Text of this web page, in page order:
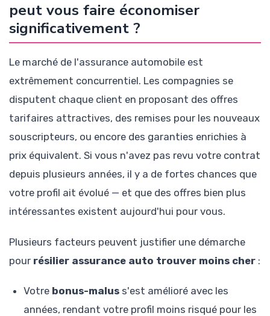
peut vous faire économiser
significativement ?
Le marché de l'assurance automobile est
extrêmement concurrentiel. Les compagnies se
disputent chaque client en proposant des offres
tarifaires attractives, des remises pour les nouveaux
souscripteurs, ou encore des garanties enrichies à
prix équivalent. Si vous n'avez pas revu votre contrat
depuis plusieurs années, il y a de fortes chances que
votre profil ait évolué — et que des offres bien plus
intéressantes existent aujourd'hui pour vous.
Plusieurs facteurs peuvent justifier une démarche
pour résilier assurance auto trouver moins cher :
Votre bonus-malus s'est amélioré avec les
années, rendant votre profil moins risqué pour les